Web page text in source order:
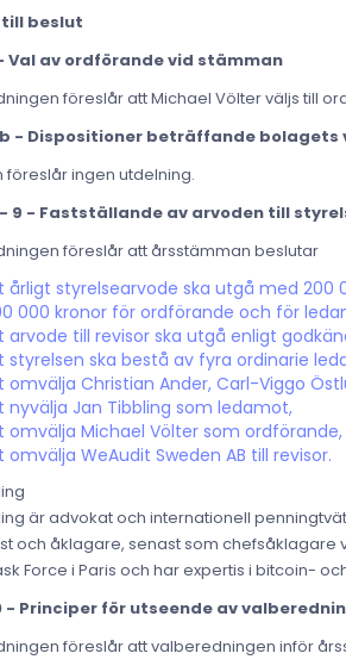
beslut
Val av ordförande vid stämman
föreslår att Michael Völter väljs till
b - Dispositioner beträffande
föreslår ingen utdelning.
- 9 - Fastställande av arvoden till
föreslår att årsstämman beslutar
årligt styrelsearvode ska utgå med
000 kronor för ordförande och för
arvode till revisor ska utgå enligt
styrelsen ska bestå av fyra ordinarie
omvälja Christian Ander, Carl-Viggo
nyvälja Jan Tibbling som ledamot,
omvälja Michael Völter som
omvälja WeAudit Sweden AB till revisor.
är advokat och internationell
och åklagare, senast som chefsåklagare
Force i Paris och har expertis i bitcoin-
- Principer för utseende av
föreslår att valberedningen inför